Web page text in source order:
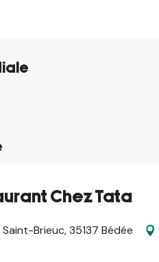
Chez Tata
Saint-Brieuc, 35137 Bédée